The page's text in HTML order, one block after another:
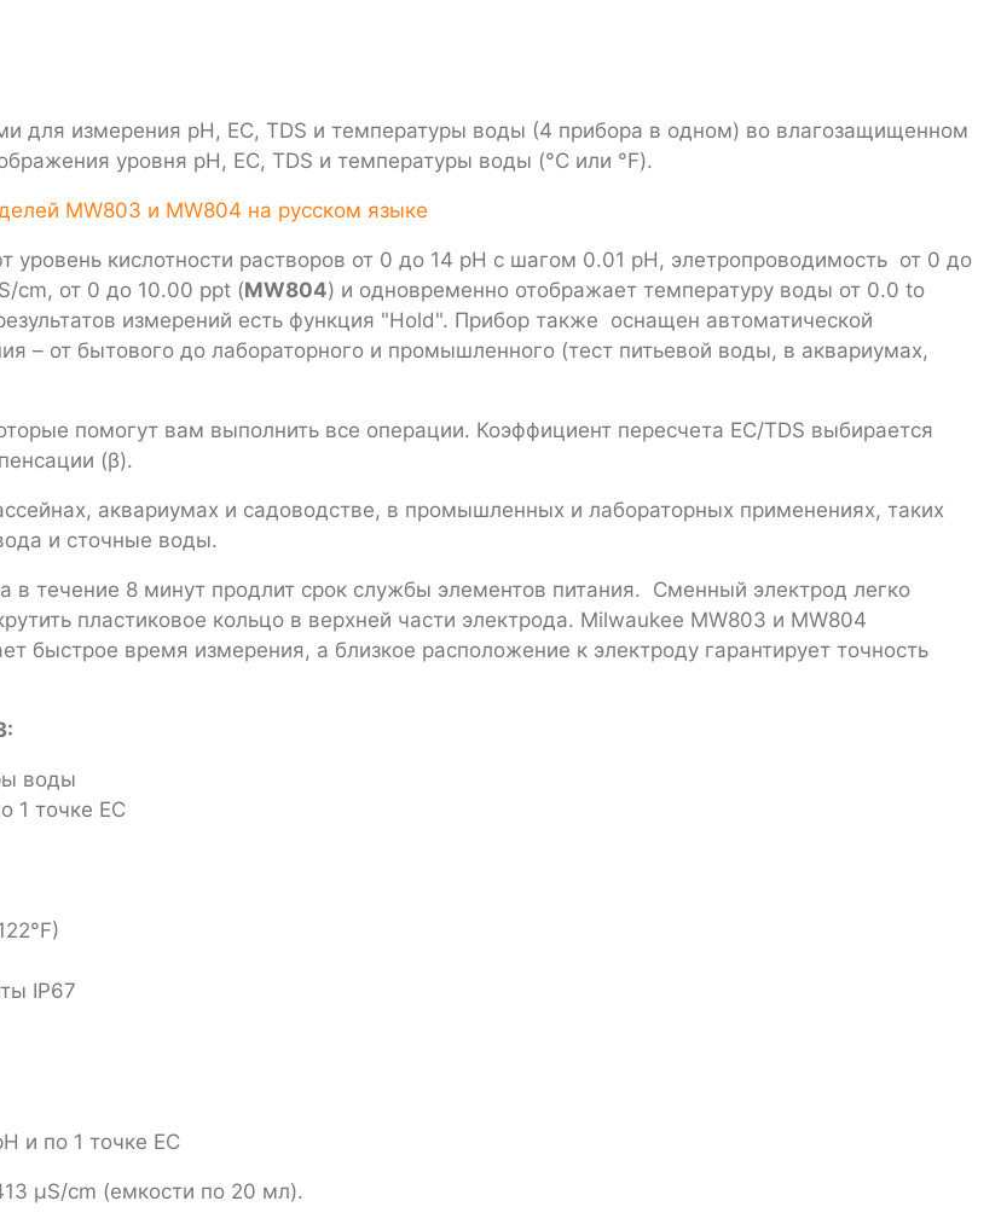
для измерения pH, EC, TDS и температуры воды (4 прибора в одном) во влагозащищенном
уровня pH, EC, TDS и температуры воды (°C или °F).
MW803 и MW804 на русском языке
кислотности растворов от 0 до 14 pH с шагом 0.01 pH, элетропроводимость от 0 до
cm, от 0 до 10.00 ppt (MW804) и одновременно отображает температуру воды от 0.0 to
измерений есть функция "Hold". Прибор также оснащен автоматической
– от бытового до лабораторного и промышленного (тест питьевой воды, в аквариумах,
помогут вам выполнить все операции. Коэффициент пересчета EC/TDS выбирается
(β).
аквариумах и садоводстве, в промышленных и лабораторных применениях, таких
и сточные воды.
в течение 8 минут продлит срок службы элементов питания. Сменный электрод легко
пластиковое кольцо в верхней чаcти электрода. Milwaukee MW803 и MW804
быстрое время измерения, а близкое расположение к электроду гарантирует точность
:
воды
1 точке EC
IP67
и по 1 точке EC
μS/cm (емкости по 20 мл).